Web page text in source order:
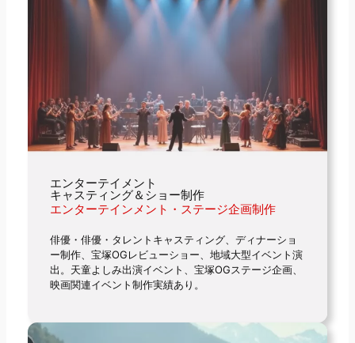
エンターテイメント
キャスティング＆ショー制作
エンターテインメント・ステージ企画制作
俳優・俳優・タレントキャスティング、ディナーショ
ー制作、宝塚OGレビューショー、地域大型イベント演
出。天童よしみ出演イベント、宝塚OGステージ企画、
映画関連イベント制作実績あり。